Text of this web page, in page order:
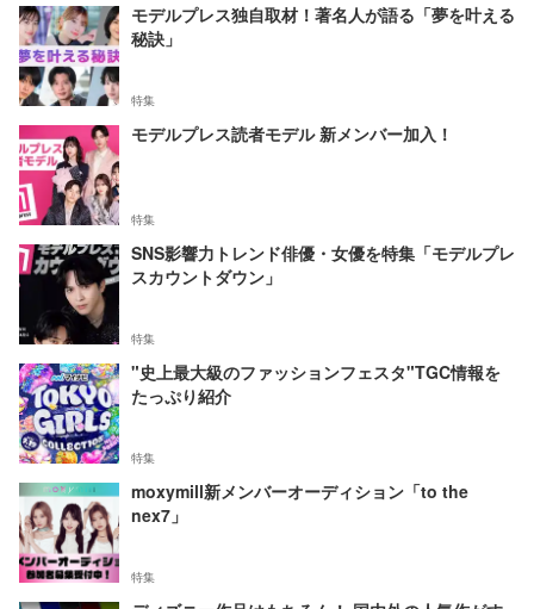
モデルプレス独自取材！著名人が語る「夢を叶える
秘訣」
特集
モデルプレス読者モデル 新メンバー加入！
特集
SNS影響力トレンド俳優・女優を特集「モデルプレ
スカウントダウン」
特集
"史上最大級のファッションフェスタ"TGC情報を
たっぷり紹介
特集
moxymill新メンバーオーディション「to the
nex7」
特集